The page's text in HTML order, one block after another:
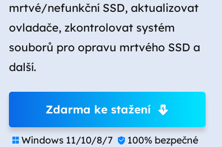
mrtvé/nefunkční SSD, aktualizovat
ovladače, zkontrolovat systém
souborů pro opravu mrtvého SSD a
další.
Zdarma ke stažení
 Windows 11/10/8/7  100% bezpečné